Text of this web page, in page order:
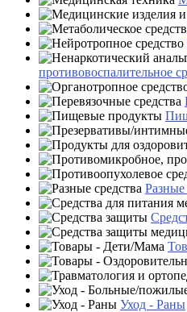
противовоспалительное
Разные
Уход - Раны